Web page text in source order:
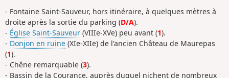
- Fontaine Saint-Sauveur, hors itinéraire, à quelques mètres à
droite après la sortie du parking (D/A).
- Église Saint-Sauveur (VIIIe-XVe) peu avant (1).
- Donjon en ruine (XIe-XIIe) de l'ancien Château de Maurepas
(1).
- Chêne remarquable (3).
- Bassin de la Courance, auprès duquel nichent de nombreux